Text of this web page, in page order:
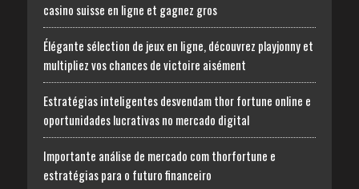
casino suisse en ligne et gagnez gros
Élégante sélection de jeux en ligne, découvrez playjonny et
multipliez vos chances de victoire aisément
Estratégias inteligentes desvendam thor fortune online e
oportunidades lucrativas no mercado digital
Importante análise de mercado com thorfortune e
estratégias para o futuro financeiro